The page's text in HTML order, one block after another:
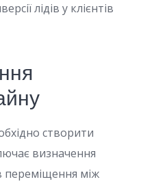
лідів у клієнтів
створити
визначення
переміщення між